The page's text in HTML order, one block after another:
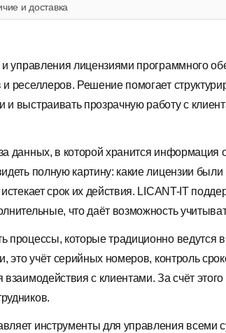
и доставка
управления лицензиями программного
реселлеров. Решение помогает
выстраивать прозрачную работу с
данных, в которой хранится информация
полную картину: какие лицензии
срок их действия. LICANT-IT
что даёт возможность
процессы, которые традиционно ведутся
это учёт серийных номеров, контроль
с клиентами. За счёт
инструменты для управления всеми